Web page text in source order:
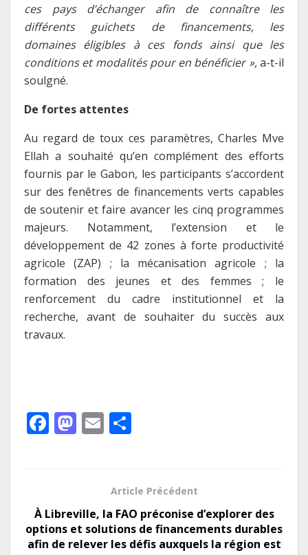
ces pays d’échanger afin de connaître les
différents guichets de financements, les
domaines éligibles à ces fonds ainsi que les
conditions et modalités pour en bénéficier »,a-t-il
soulgné.
De fortes attentes
Au regard de toux ces paramètres, Charles Mve
Ellah a souhaité qu’en complément des efforts
fournis par le Gabon, les participants s’accordent
sur des fenêtres de financements verts capables
de soutenir et faire avancer les cinq programmes
majeurs. Notamment, l’extension et le
développement de 42 zones à forte productivité
agricole (ZAP) ; la mécanisation agricole ; la
formation des jeunes et des femmes ; le
renforcement du cadre institutionnel et la
recherche, avant de souhaiter du succès aux
travaux.
F
o
o
M
o
n
E
g
er
Article Précédent
À Libreville, la FAO préconise d’explorer des
options et solutions de financements durables
afin de relever les défis auxquels la région est